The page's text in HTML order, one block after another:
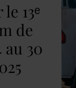
13ᵉ
de
30